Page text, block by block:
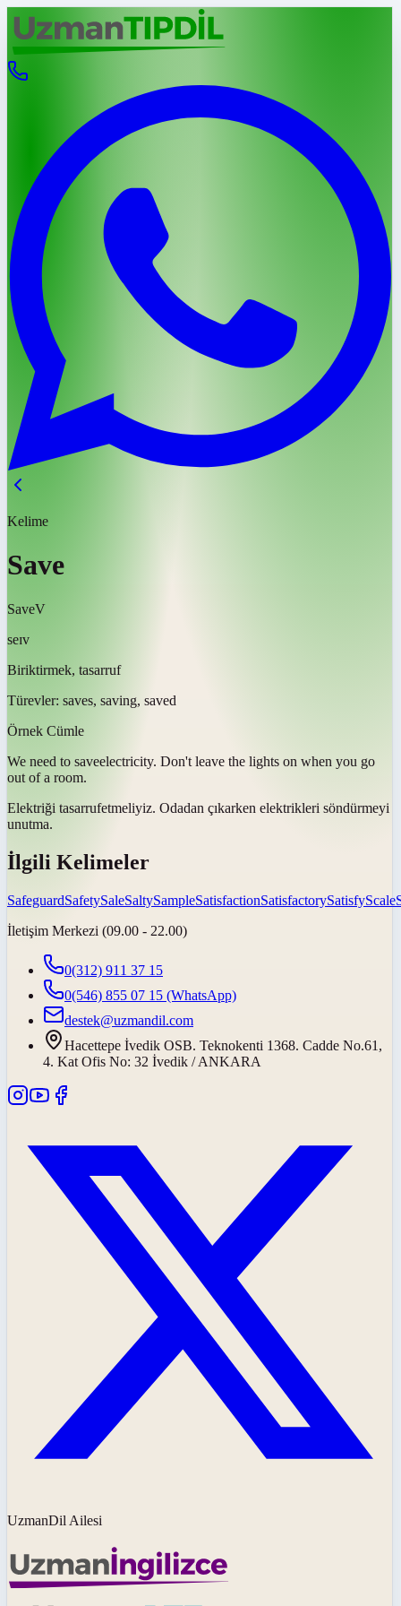
Kelime
Save
SaveV
seɪv
Biriktirmek, tasarruf
Türevler: saves, saving, saved
Örnek Cümle
We need to saveelectricity. Don't leave the lights on when you go
out of a room.
Elektriği tasarrufetmeliyiz. Odadan çıkarken elektrikleri söndürmeyi
unutma.
İlgili Kelimeler
SafeguardSafetySaleSaltySampleSatisfactionSatisfactorySatisfyScale
İletişim Merkezi (09.00 - 22.00)
0(312) 911 37 15
0(546) 855 07 15 (WhatsApp)
destek@uzmandil.com
Hacettepe İvedik OSB. Teknokenti 1368. Cadde No.61,
4. Kat Ofis No: 32 İvedik / ANKARA
UzmanDil Ailesi